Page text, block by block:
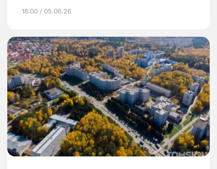
18:00 / 05.06.26